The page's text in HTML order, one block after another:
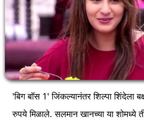
'बिग बॉस 1' जिंकल्यानंतर शिल्पा शिंदेला
रुपये मिळाले. सलमान खानच्या या शोमध्ये